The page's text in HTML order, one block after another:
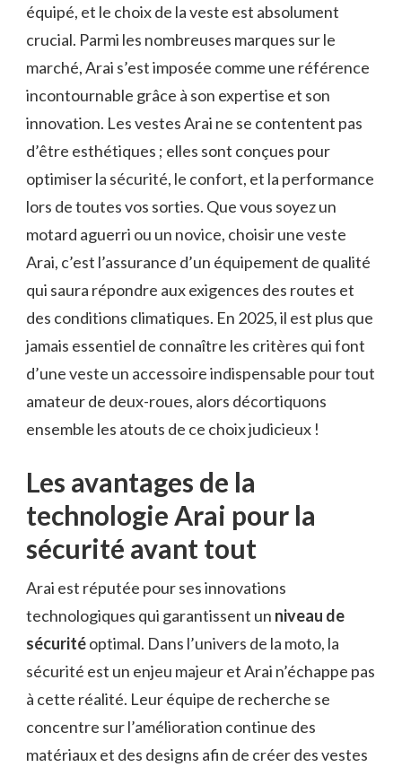
équipé, et le choix de la veste est absolument
crucial. Parmi les nombreuses marques sur le
marché, Arai s’est imposée comme une référence
incontournable grâce à son expertise et son
innovation. Les vestes Arai ne se contentent pas
d’être esthétiques ; elles sont conçues pour
optimiser la sécurité, le confort, et la performance
lors de toutes vos sorties. Que vous soyez un
motard aguerri ou un novice, choisir une veste
Arai, c’est l’assurance d’un équipement de qualité
qui saura répondre aux exigences des routes et
des conditions climatiques. En 2025, il est plus que
jamais essentiel de connaître les critères qui font
d’une veste un accessoire indispensable pour tout
amateur de deux-roues, alors décortiquons
ensemble les atouts de ce choix judicieux !
Les avantages de la
technologie Arai pour la
sécurité avant tout
Arai est réputée pour ses innovations
technologiques qui garantissent un niveau de
sécuritéoptimal. Dans l’univers de la moto, la
sécurité est un enjeu majeur et Arai n’échappe pas
à cette réalité. Leur équipe de recherche se
concentre sur l’amélioration continue des
matériaux et des designs afin de créer des vestes